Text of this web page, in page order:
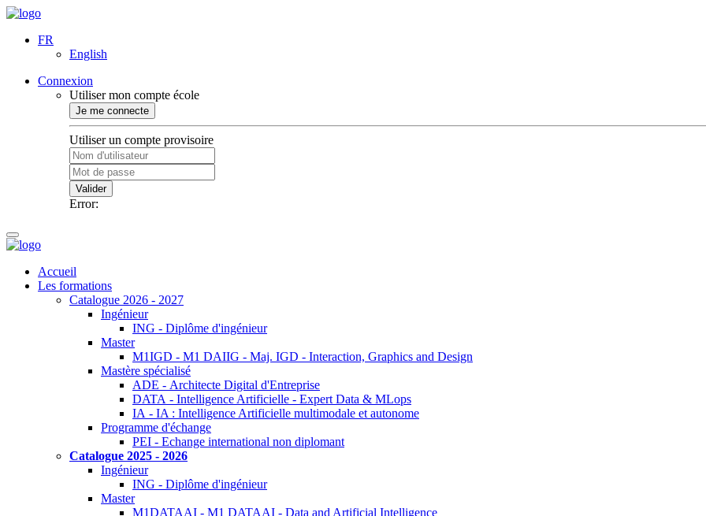
FR
English
Connexion
Utiliser mon compte école
Je me connecte
Utiliser un compte provisoire
Valider
Error:
Accueil
Les formations
Catalogue 2026 - 2027
Ingénieur
ING - Diplôme d'ingénieur
Master
M1IGD - M1 DAIIG - Maj. IGD - Interaction, Graphics and Design
Mastère spécialisé
ADE - Architecte Digital d'Entreprise
DATA - Intelligence Artificielle - Expert Data & MLops
IA - IA : Intelligence Artificielle multimodale et autonome
Programme d'échange
PEI - Echange international non diplomant
Catalogue 2025 - 2026
Ingénieur
ING - Diplôme d'ingénieur
Master
M1DATAAI - M1 DATAAI - Data and Artificial Intelligence